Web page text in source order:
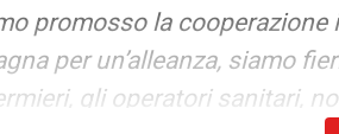
promosso la
per un’alleanza, siamo
gli operatori sanitari,